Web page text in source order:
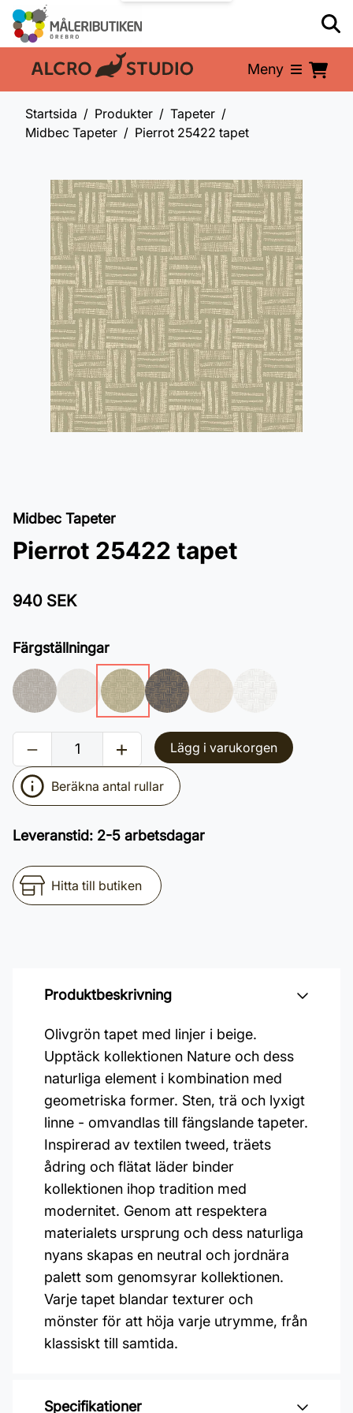
En del av: Meny
Startsida Produkter
Tapeter
Midbec Tapeter
Pierrot 25422 tapet
Midbec Tapeter
Pierrot 25422 tapet
940 SEK
Färgställningar
Lägg i varukorgen
Beräkna antal rullar
Leveranstid: 2-5 arbetsdagar
Hitta till butiken
Produktbeskrivning
Olivgrön tapet med linjer i beige.
Upptäck kollektionen Nature och dess
naturliga element i kombination med
geometriska former. Sten, trä och lyxigt
linne - omvandlas till fängslande tapeter.
Inspirerad av textilen tweed, träets
ådring och flätat läder binder
kollektionen ihop tradition med
modernitet. Genom att respektera
materialets ursprung och dess naturliga
nyans skapas en neutral och jordnära
palett som genomsyrar kollektionen.
Varje tapet blandar texturer och
mönster för att höja varje utrymme, från
klassiskt till samtida.
Specifikationer